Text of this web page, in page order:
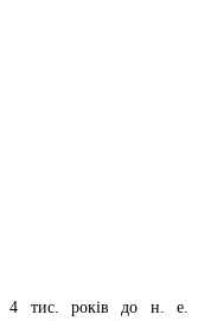
4 тис. років до н. е.